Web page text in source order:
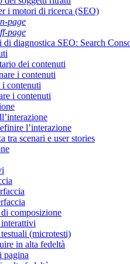
i motori di ricerca (SEO)
page
page
di diagnostica SEO: Search
dei contenuti
i contenuti
contenuti
i contenuti
l’interazione
tra scenari e user stories
composizione
(microtesti)
in alta fedeltà
pagina